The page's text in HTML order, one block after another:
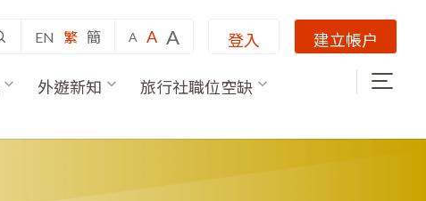
EN 繁 簡 A A A 登入 建立帳户
外遊新知
旅行社職位空缺